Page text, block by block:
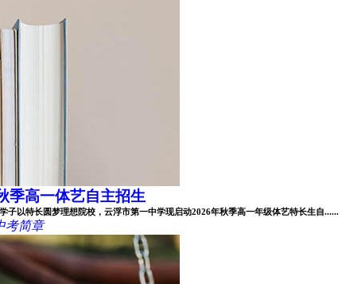
季高一体艺自主招生
子以特长圆梦理想院校，云浮市第一中学现启动2026年秋季高一年级体艺特长生自......
考简章